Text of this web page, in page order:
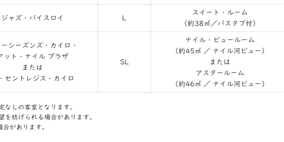
ジャズ・バイスロイ L
スイート・ルーム
（約38㎡／バスタブ付）
ーシーズンズ・カイロ・
ット・ナイル プラザ
または
セントレジス・カイロ
SL
ナイル・ビュールーム
（約45㎡ ／ ナイル河ビュー）
または
アスタールーム
（約46㎡ ／ ナイル河ビュー）
しの客室となります。
妨げられる場合があります。
があります。